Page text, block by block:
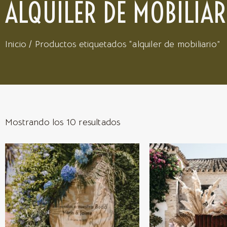
ALQUILER DE
Inicio / Productos etiquetados “alquiler de mobiliario”
Mostrando los 10 resultados